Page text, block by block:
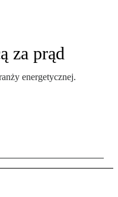
za prąd
energetycznej.